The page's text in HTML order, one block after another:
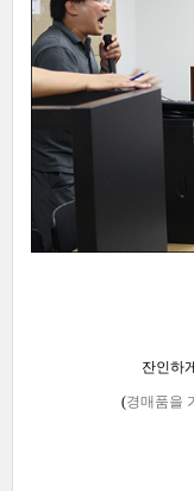
잔인하
(경매품을